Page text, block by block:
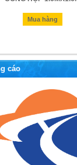
Mua hàng
cáo